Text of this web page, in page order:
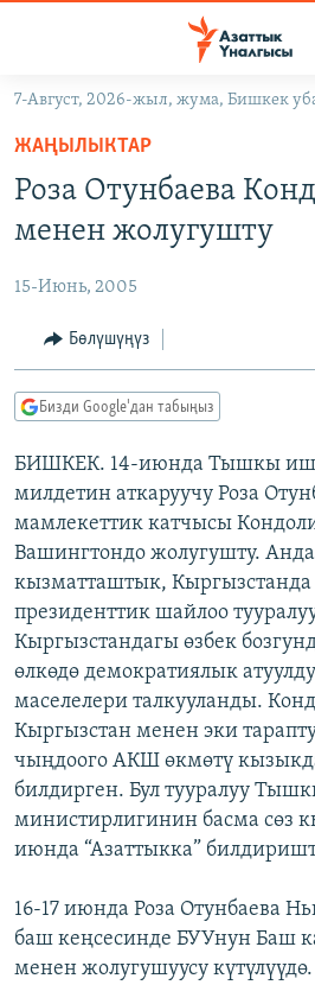
Навигацияга
өтүңүз
Издөөгө
салыңызКЫРГЫЗСТАН
ЭКОНОМИКА
МАДАНИЯТ
БОРБОР АЗИЯ
АТАЙЫН ИЛИКТӨӨ
ТВ ПРОГРАММАЛАР
ЭКСПЕРТТЕР ТАЛДАЙТ
БИЗ ЖАНА ДҮЙНӨ
ЭЖЕ-СИҢДИЛЕР
ЫҢГАЙСЫЗ СУРООЛОР
ӨЗГӨЧӨ ПИКИР
Русский
ОНЛАЙН ШЕРИНЕ
ЭЕ/АРнун бардык сайттары
7-Август, 2026-жыл, жума, Бишкек
ЖАҢЫЛЫКТАР
Роза Отунбаева
менен жолугушту
15-Июнь, 2005
Бөлүшүңүз
Бизди Google'дан табыңыз
БИШКЕК. 14-июнда Тышкы
милдетин аткаруучу Роза
мамлекеттик катчысы
Вашингтондо жолугушту. Анда
кызматташтык, Кыргызстанда
президенттик шайлоо
Кыргызстандагы өзбек
өлкөдө демократиялык
маселелери талкууланды.
Кыргызстан менен эки
чыңдоого АКШ өкмөтү
билдирген. Бул тууралуу
министирлигинин басма сөз
июнда “Азаттыкка”
16-17 июнда Роза Отунбаева
баш кеңсесинде БУУнун Баш
менен жолугушуусу